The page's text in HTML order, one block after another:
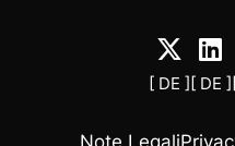
[ DE ] [ DE ]